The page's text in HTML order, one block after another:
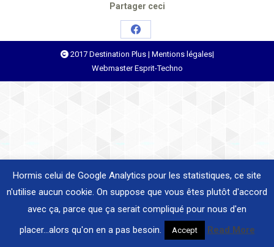
Partager ceci
Share
on
Facebook
2017 Destination Plus | Mentions légales|
WebmasterEsprit-Techno
Hormis celui de Google Analytics pour les statistiques, ce site
n'utilise aucun cookie. On suppose que vous êtes plutôt d'accord
avec ça, parce que ça serait compliqué pour nous d'en
placer...alors qu'on en a pas besoin.
Accept Read More